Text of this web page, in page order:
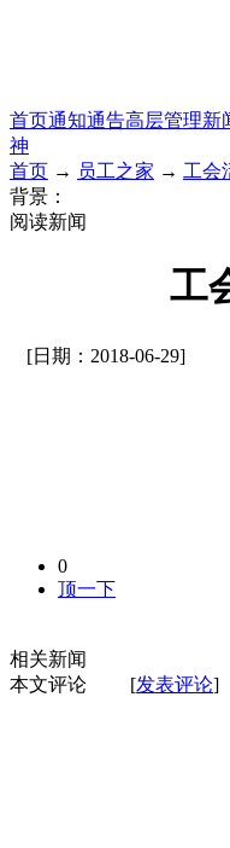
首页通知通告高层管理新
神
首页 → 员工之家 → 工会
背景：
阅读新闻
工
[日期：2018-06-29]
0
顶一下
相关新闻
本文评论 [发表评论